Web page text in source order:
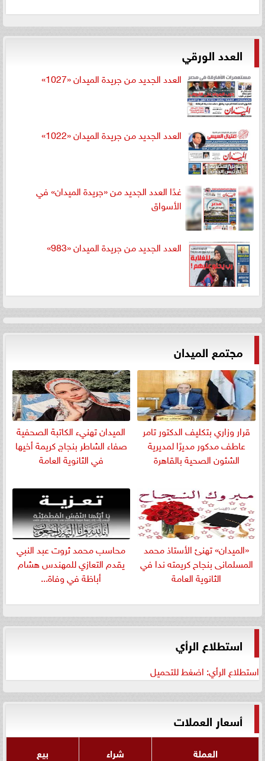
العدد الورقي
العدد الجديد من جريدة الميدان «1027»
العدد الجديد من جريدة الميدان «1022»
غدًا العدد الجديد من «جريدة الميدان» في
الأسواق
العدد الجديد من جريدة الميدان «983»
مجتمع الميدان
قرار وزاري بتكليف الدكتور تامر
عاطف مدكور مديرًا لمديرية
الشئون الصحية بالقاهرة
الميدان تهنيء الكاتبة الصحفية
صفاء الشاطر بنجاج كريمة أخيها
في الثانوية العامة
«الميدان» تهنئ الأستاذ محمد
المسلمانى بنجاح كريمته ندا في
الثانوية العامة
​محاسب محمد ثروت عبد النبي
يقدم التعازي للمهندس هشام
أباظة في وفاة...
استطلاع الرأي
استطلاع الرأي: اضغط للتحميل
أسعار العملات
العملة شراء بيع